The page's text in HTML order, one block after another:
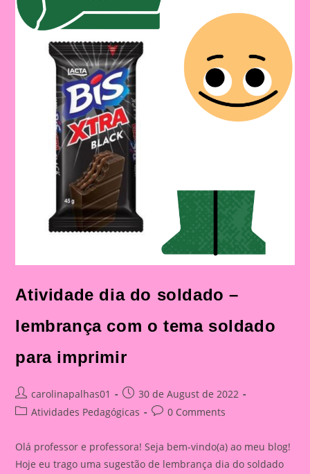
Atividade dia do soldado –
lembrança com o tema soldado
para imprimir
Post
author:
carolinapalhas01
Post
published:
30 de August de 2022
PostAtividades Pedagógicas
Post0 Comments
Olá professor e professora! Seja bem-vindo(a) ao meu blog!
Hoje eu trago uma sugestão de lembrança dia do soldado